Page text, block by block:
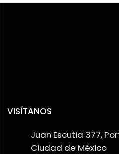
VISÍTANOS
Juan Escutia 377,
Ciudad de México